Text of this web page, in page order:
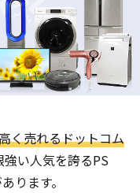
く売れるドットコム
い人気を誇るPS
ります。